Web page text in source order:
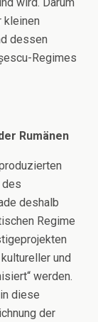
kleinen
dessen
Regimes
Rumänen
des
deshalb
Regime
und
werden.
diese
der